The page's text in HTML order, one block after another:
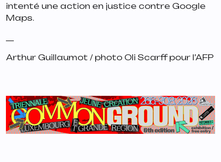
intenté une action en justice contre Google
Maps.
Arthur Guillaumot / photo Oli Scarff pour l’AFP